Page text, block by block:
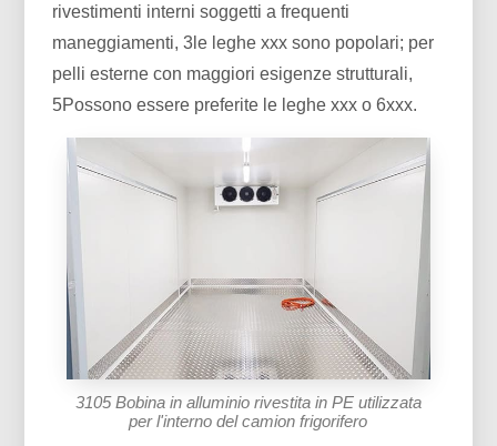
rivestimenti interni soggetti a frequenti
maneggiamenti, 3le leghe xxx sono popolari; per
pelli esterne con maggiori esigenze strutturali,
5Possono essere preferite le leghe xxx o 6xxx.
3105 Bobina in alluminio rivestita in PE utilizzata
per l'interno del camion frigorifero